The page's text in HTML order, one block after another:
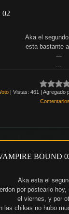
02
Aka el
esta bastante
---
| Vistas: 461 | Agregado
BOUND
Aka esta el
por postearlo
el viernes, y por
las chikas no hubo